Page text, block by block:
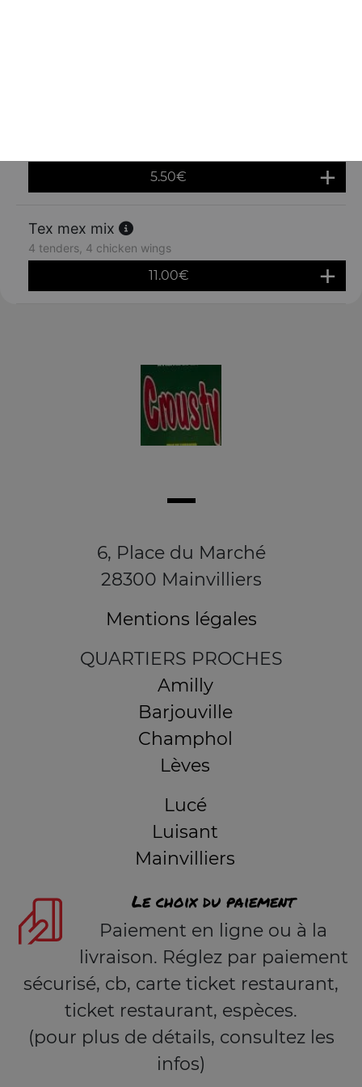
5.50€
Tex mex mix
4 tenders, 4 chicken wings
11.00€
6, Place du Marché
28300 Mainvilliers
Mentions légales
QUARTIERS PROCHES
Amilly
Barjouville
Champhol
Lèves
Lucé
Luisant
Mainvilliers
Le choix du paiement
Paiement en ligne ou à la
livraison. Réglez par paiement
sécurisé, cb, carte ticket restaurant,
ticket restaurant, espèces.
(pour plus de détails, consultez les
infos)